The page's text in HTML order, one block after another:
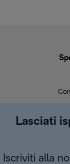
Lasciati
Iscriviti alla